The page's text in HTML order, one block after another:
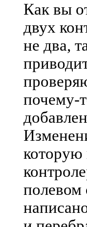
Как вы
двух
не два,
почему-
которую
полевом